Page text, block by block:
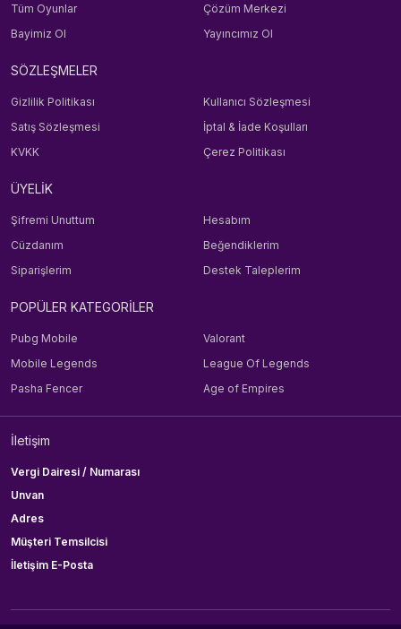
Tüm Oyunlar
Çözüm Merkezi
Bayimiz Ol
Yayıncımız Ol
SÖZLEŞMELER
Gizlilik Politikası
Kullanıcı Sözleşmesi
Satış Sözleşmesi
İptal & İade Koşulları
KVKK
Çerez Politikası
ÜYELİK
Şifremi Unuttum
Hesabım
Cüzdanım
Beğendiklerim
Siparişlerim
Destek Taleplerim
POPÜLER KATEGORİLER
Pubg Mobile
Valorant
Mobile Legends
League Of Legends
Pasha Fencer
Age of Empires
İletişim
Vergi Dairesi / Numarası
Unvan
Adres
Müşteri Temsilcisi
İletişim E-Posta